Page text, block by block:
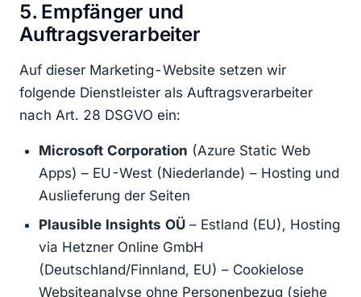
5. Empfänger und
Auftragsverarbeiter
Auf dieser Marketing-Website setzen wir
folgende Dienstleister als Auftragsverarbeiter
nach Art. 28 DSGVO ein:
Microsoft Corporation (Azure Static Web
Apps) – EU-West (Niederlande) – Hosting und
Auslieferung der Seiten
Plausible Insights OÜ – Estland (EU), Hosting
via Hetzner Online GmbH
(Deutschland/Finnland, EU) – Cookielose
Websiteanalyse ohne Personenbezug (siehe